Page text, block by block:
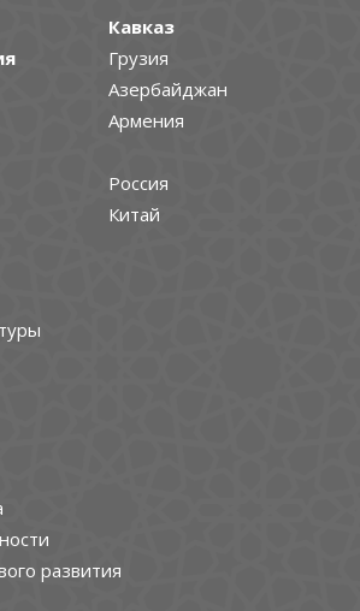
Кавказ
Грузия
Азербайджан
Армения
Россия
Китай
развития